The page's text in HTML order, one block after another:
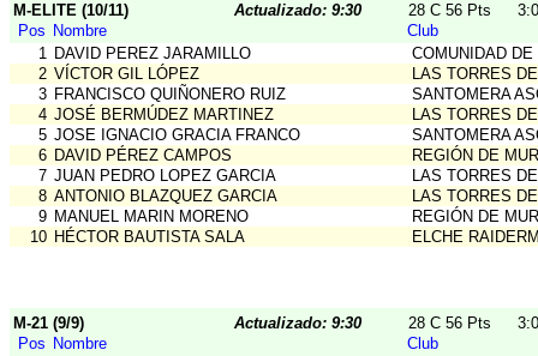
M-ELITE (10/11) Actualizado: 9:30 28 C 56 Pts
Pos Nombre
Club
1 DAVID PEREZ JARAMILLO
COMUNIDAD
2 VÍCTOR GIL LÓPEZ
LAS TORRES
3 FRANCISCO QUIÑONERO RUIZ
SANTOMERA
4 JOSÉ BERMÚDEZ MARTINEZ
LAS TORRES
5 JOSE IGNACIO GRACIA FRANCO
SANTOMERA
6 DAVID PÉREZ CAMPOS
REGIÓN DE
7 JUAN PEDRO LOPEZ GARCIA
LAS TORRES
8 ANTONIO BLAZQUEZ GARCIA
LAS TORRES
9 MANUEL MARIN MORENO
REGIÓN DE
10 HÉCTOR BAUTISTA SALA ELCHE
M-21 (9/9) Actualizado: 9:30 28 C 56 Pts
Pos Nombre
Club